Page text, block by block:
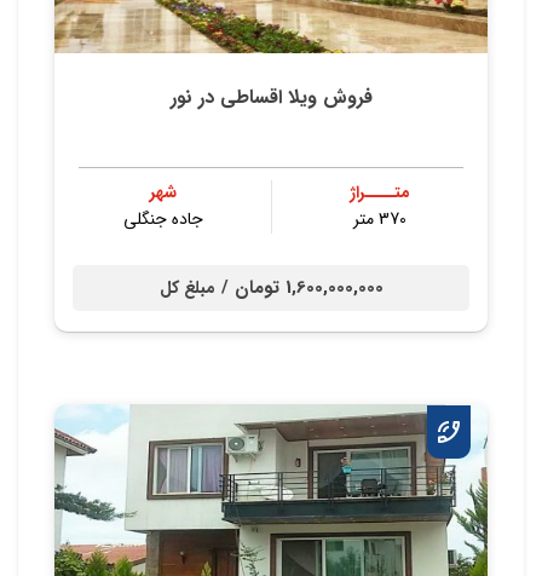
فروش ویلا اقساطی در نور
متــــراژ
370 متر
شهر
جاده جنگلی
1,600,000,000 تومان / مبلغ کل